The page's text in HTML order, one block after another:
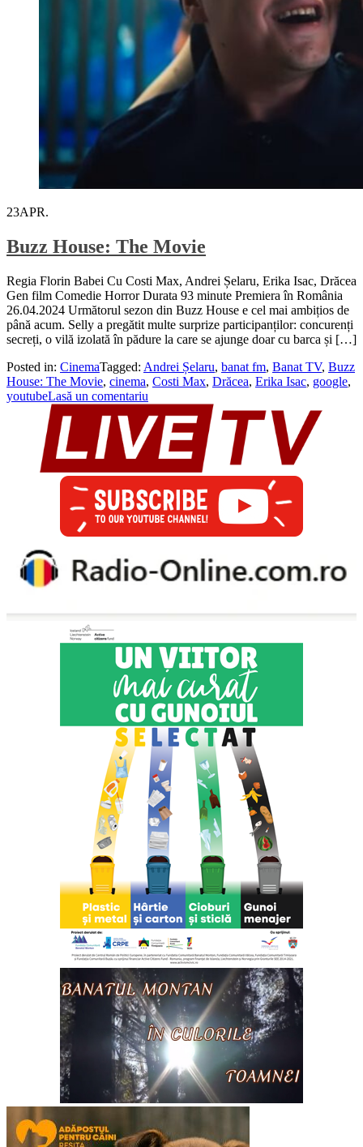
23APR.
Buzz House: The Movie
Regia Florin Babei Cu Costi Max, Andrei Șelaru, Erika Isac, Drăcea
Gen film Comedie Horror Durata 93 minute Premiera în România
26.04.2024 Următorul sezon din Buzz House e cel mai ambițios de
până acum. Selly a pregătit multe surprize participanților: concurenți
secreți, o vilă izolată în pădure la care se ajunge doar cu barca și […]
Posted in: CinemaTagged: Andrei Șelaru, banat fm, Banat TV, Buzz
House: The Movie, cinema, Costi Max, Drăcea, Erika Isac, google,
youtubeLasă un comentariu